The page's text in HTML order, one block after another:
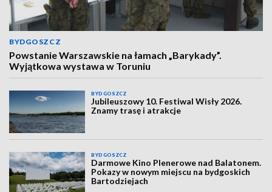
BYDGOSZCZ
Powstanie Warszawskie na łamach „Barykady”.
Wyjątkowa wystawa w Toruniu
BYDGOSZCZ
Jubileuszowy 10. Festiwal Wisły 2026.
Znamy trasę i atrakcje
BYDGOSZCZ
Darmowe Kino Plenerowe nad Balatonem.
Pokazy w nowym miejscu na bydgoskich
Bartodziejach